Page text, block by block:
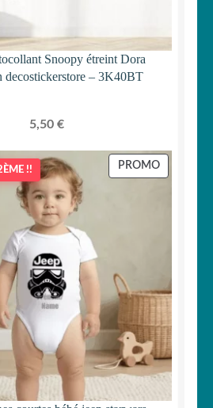
Snoopy étreint Dora
decostickerstore – 3K40BT
5,50 €
!! PROMOPRODUIT